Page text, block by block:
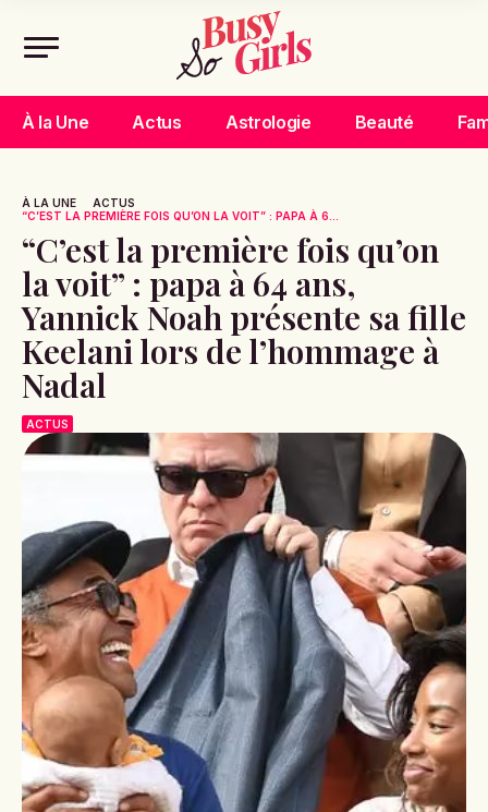
À la Une Actus Astrologie Beauté
À LA UNE
ACTUS
“C’EST LA PREMIÈRE FOIS QU’ON LA VOIT” : PAPA À 6...
“C’est la première fois qu’on
la voit” : papa à 64 ans,
Yannick Noah présente sa fille
Keelani lors de l’hommage à
Nadal
ACTUS